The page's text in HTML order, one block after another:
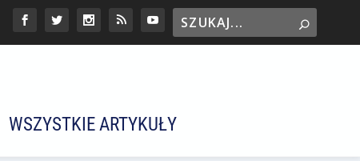
WSZYSTKIE ARTYKUŁY